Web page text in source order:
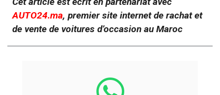
AUTO24.ma, premier site internet de rachat et
de vente de voitures d’occasion au Maroc